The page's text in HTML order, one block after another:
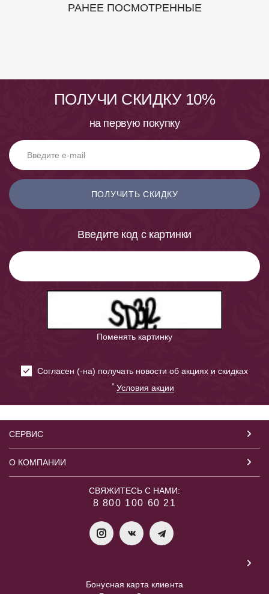
РАНЕЕ ПОСМОТРЕННЫЕ
ПОЛУЧИ СКИДКУ 10%
на первую покупку
ПОЛУЧИТЬ СКИДКУ
Введите код с картинки
Поменять картинку
Cогласен (-на) получать новости об акциях и скидках
* Условия акции
СЕРВИС
О КОМПАНИИ
СВЯЖИТЕСЬ С НАМИ:
8 800 100 60 21
Бонусная карта клиента